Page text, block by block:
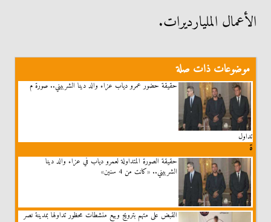
الأعمال المليارديرات.
موضوعات ذات صلة
حقيقة حضور عمرو دياب عزاء والد دينا الشربيني.. صورة م
تداول
ة
حقيقة الصورة المتداولة لعمرو دياب في عزاء والد دينا
الشربيني.. «كانت من 4 سنين»
القبض على متهم بترويج وبيع منشطات محظور تداولها بمدينة نصر